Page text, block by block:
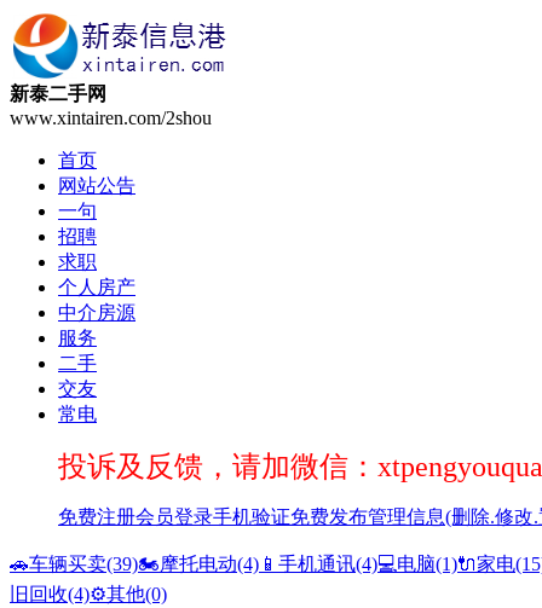
新泰二手网
www.xintairen.com/2shou
首页
网站公告
一句
招聘
求职
个人房产
中介房源
服务
二手
交友
常电
投诉及反馈，请加微信：
免费注册会员登录手机验证免费发布管理信息(删除.修改
🚗车辆买卖(39)🏍️摩托电动(4) 📱手机通讯(4)💻电脑(1)🔌家电
旧回收(4)⚙️其他(0)